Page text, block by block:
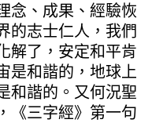
念、成果、經驗恢
的志士仁人，我們
解了，安定和平肯
是和諧的，地球上
和諧的。又何況聖
《三字經》第一句